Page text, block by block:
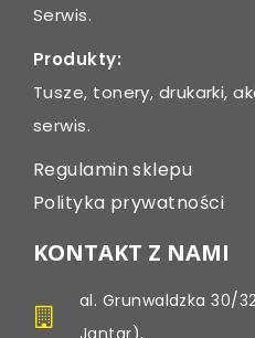
Serwis.
Produkty:
Tusze, tonery, drukarki,
serwis.
Regulamin sklepu
Polityka prywatności
KONTAKT Z NAMI
al. Grunwaldzka 30/